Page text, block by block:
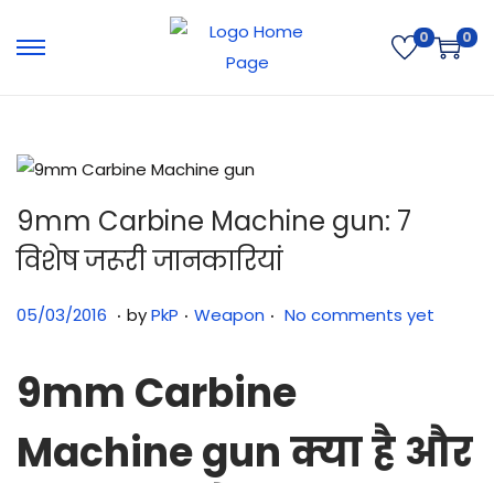
0 0
9mm Carbine Machine gun: 7
विशेष जरूरी जानकारियां
Posted on
05/03/2016 0
0
8
/
. byPkP . Posted in
Weapon . No comments yet
9mm Carbine
Machine gunक्या है और